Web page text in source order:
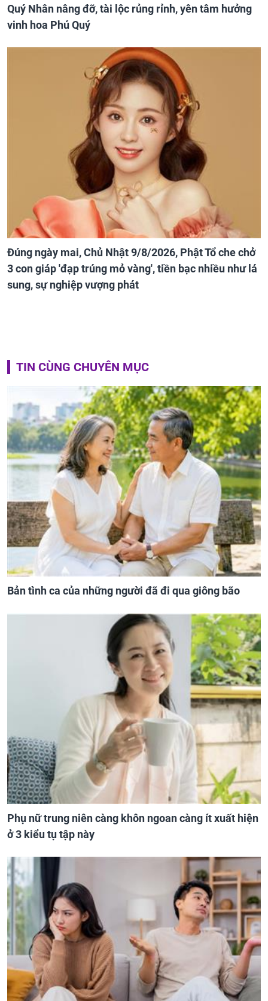
Quý Nhân nâng đỡ, tài lộc rủng rỉnh, yên tâm hưởng
vinh hoa Phú Quý
Đúng ngày mai, Chủ Nhật 9/8/2026, Phật Tổ che chở
3 con giáp 'đạp trúng mỏ vàng', tiền bạc nhiều như lá
sung, sự nghiệp vượng phát
TIN CÙNG CHUYÊN MỤC
Bản tình ca của những người đã đi qua giông bão
Phụ nữ trung niên càng khôn ngoan càng ít xuất hiện
ở 3 kiểu tụ tập này